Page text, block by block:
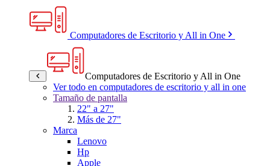
Computadores de Escritorio y All in One
Computadores de Escritorio y All in One
Ver todo en computadores de escritorio y all in one
Tamaño de pantalla
22" a 27"
Más de 27"
Marca
Lenovo
Hp
Apple